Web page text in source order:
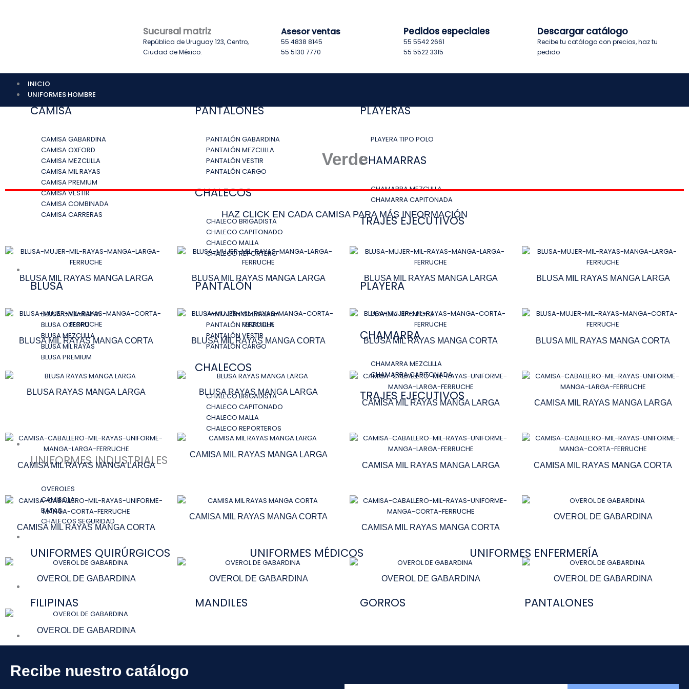
Sucursal matriz
República de Uruguay 123, Centro,
Ciudad de México.
Asesor ventas
55 4838 8145
55 5130 7770
Pedidos especiales
55 5542 2661
55 5522 3315
Descargar catálogo
Recibe tu catálogo con precios, haz tu
pedido
INICIO
UNIFORMES HOMBRE
CAMISA
CAMISA GABARDINA
CAMISA OXFORD
CAMISA MEZCLILLA
CAMISA MIL RAYAS
CAMISA PREMIUM
CAMISA VESTIR
CAMISA COMBINADA
CAMISA CARRERAS
PANTALONES
PANTALÓN GABARDINA
PANTALÓN MEZCLILLA
PANTALÓN VESTIR
PANTALÓN CARGO
CHALECOS
CHALECO BRIGADISTA
CHALECO CAPITONADO
CHALECO MALLA
CHALECO REPORTERO
PLAYERAS
PLAYERA TIPO POLO
CHAMARRAS
CHAMARRA MEZCLILLA
CHAMARRA CAPITONADA
TRAJES EJECUTIVOS
BLUSA
BLUSA GABARDINA
BLUSA OXFORD
BLUSA MEZCLILLA
BLUSA MIL RAYAS
BLUSA PREMIUM
PANTALÓN
PANTALÓN GABARDINA
PANTALÓN MEZCLILLA
PANTALÓN VESTIR
PANTALÓN CARGO
CHALECOS
CHALECO BRIGADISTA
CHALECO CAPITONADO
CHALECO MALLA
CHALECO REPORTEROS
PLAYERA
PLAYERA TIPO POLO
CHAMARRA
CHAMARRA MEZCLILLA
CHAMARRA CAPITONADA
TRAJES EJECUTIVOS
UNIFORMES INDUSTRIALES
UNIFORMES INDUSTRIALES
OVEROLES
CAMISOLA
BATAS
CHALECOS SEGURIDAD
UNIFORMES QUIRÚRGICOS UNIFORMES MÉDICOS UNIFORMES ENFERMERÍA
FILIPINAS MANDILES GORROS PANTALONES
DESCARGAR CATÁLOGO
Verde
HAZ CLICK EN CADA CAMISA PARA MÁS INFORMACIÓN
BLUSA MIL RAYAS MANGA LARGA BLUSA MIL RAYAS MANGA LARGA BLUSA MIL RAYAS MANGA LARGA BLUSA MIL RAYAS MANGA LARGA
BLUSA MIL RAYAS MANGA CORTA BLUSA MIL RAYAS MANGA CORTA BLUSA MIL RAYAS MANGA CORTA BLUSA MIL RAYAS MANGA CORTA
BLUSA RAYAS MANGA LARGA
BLUSA RAYAS MANGA LARGA
CAMISA MIL RAYAS MANGA LARGA
CAMISA MIL RAYAS MANGA LARGA
CAMISA MIL RAYAS MANGA LARGA
CAMISA MIL RAYAS MANGA LARGA
CAMISA MIL RAYAS MANGA LARGA
CAMISA MIL RAYAS MANGA CORTA
CAMISA MIL RAYAS MANGA CORTA
CAMISA MIL RAYAS MANGA CORTA
CAMISA MIL RAYAS MANGA CORTA
OVEROL DE GABARDINA
OVEROL DE GABARDINA OVEROL DE GABARDINA OVEROL DE GABARDINA OVEROL DE GABARDINA
OVEROL DE GABARDINA
Recibe nuestro catálogo